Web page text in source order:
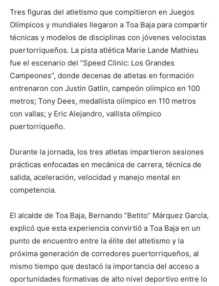
Tres figuras del atletismo que compitieron en Juegos
Olímpicos y mundiales llegaron a Toa Baja para compartir
técnicas y modelos de disciplinas con jóvenes velocistas
puertorriqueños. La pista atlética Marie Lande Mathieu
fue el escenario del “Speed Clinic: Los Grandes
Campeones”, donde decenas de atletas en formación
entrenaron con Justin Gatlin, campeón olímpico en 100
metros; Tony Dees, medallista olímpico en 110 metros
con vallas; y Eric Alejandro, vallista olímpico
puertorriqueño.
Durante la jornada, los tres atletas impartieron sesiones
prácticas enfocadas en mecánica de carrera, técnica de
salida, aceleración, velocidad y manejo mental en
competencia.
El alcalde de Toa Baja, Bernando “Betito” Márquez García,
explicó que esta experiencia convirtió a Toa Baja en un
punto de encuentro entre la élite del atletismo y la
próxima generación de corredores puertorriqueños, al
mismo tiempo que destacó la importancia del acceso a
oportunidades formativas de alto nivel deportivo entre lo